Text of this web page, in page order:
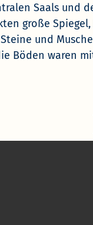
Saals und
große
und
Böden waren